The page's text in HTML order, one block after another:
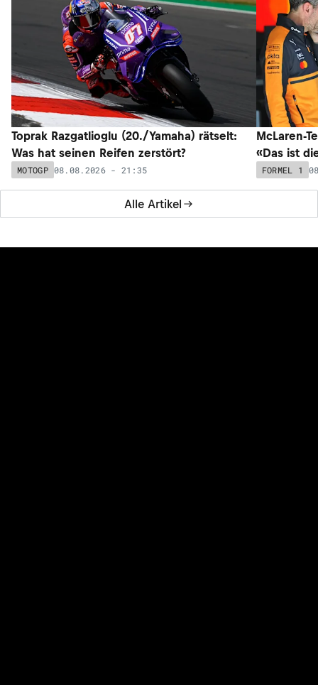
Alle Artikel
Toprak Razgatlioglu (20./Yamaha) rätselt:
Was hat seinen Reifen zerstört?
MOTOGP 08.08.2026 - 21:35
McLaren-
«Das ist
FORMEL 1